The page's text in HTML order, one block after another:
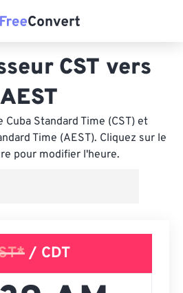
CST vers
AEST
Standard Time (CST) et
Time (AEST). Cliquez sur le
pour modifier l'heure.
/ CDT